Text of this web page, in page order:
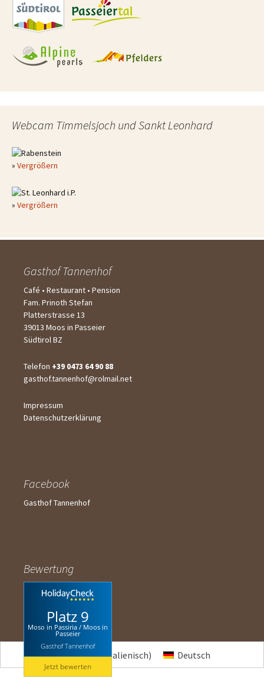
Webcam Timmelsjoch und Sankt Leonhard
» Vergrößern
» Vergrößern
Gasthof Tannenhof
Café • Restaurant • Pension
Fam. Prinoth Stefan
Platterstrasse 13
39013 Moos in Passeier
Südtirol BZ
Telefon +39 0473 64 90 88
gasthof.tannenhof@rolmail.net
Impressum
Datenschutzerklärung
Facebook
Gasthof Tannenhof
Bewertung
Platz 9
Moso in Passiria / Moos in
Passeier
Gasthof Tannenhof
Jetzt bewerten
Italiano(Italienisch) Deutsch